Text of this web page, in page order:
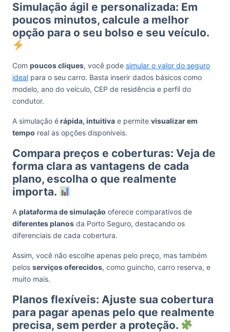
Simulação ágil e personalizada: Em
poucos minutos, calcule a melhor
opção para o seu bolso e seu veículo.
Com poucos cliques, você pode simular o valor do seguro
ideal para o seu carro. Basta inserir dados básicos como
modelo, ano do veículo, CEP de residência e perfil do
condutor.
A simulação érápida, intuitiva e permite visualizar em
tempo real as opções disponíveis.
Compara preços e coberturas: Veja de
forma clara as vantagens de cada
plano, escolha o que realmente
importa.
A plataforma de simulação oferece comparativos de
diferentes planos da Porto Seguro, destacando os
diferenciais de cada cobertura.
Assim, você não escolhe apenas pelo preço, mas também
pelos serviços oferecidos, como guincho, carro reserva, e
muito mais.
Planos flexíveis: Ajuste sua cobertura
para pagar apenas pelo que realmente
precisa, sem perder a proteção.